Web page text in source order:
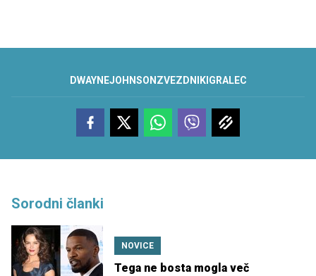
DWAYNEJOHNSON ZVEZDNIKIGRALEC
Sorodni članki
NOVICE
Tega ne bosta mogla več